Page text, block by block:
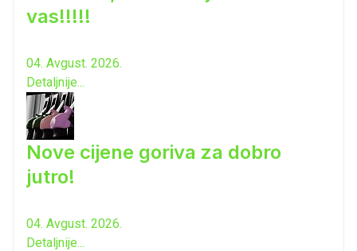
vas!!!!!
04. Avgust. 2026.
Detaljnije...
Nove cijene goriva za dobro
jutro!
04. Avgust. 2026.
Detaljnije...